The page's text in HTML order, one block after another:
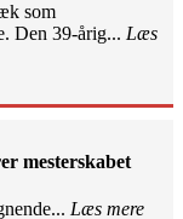
som
Den 39-årig... Læs
mesterskabet
Læs mere